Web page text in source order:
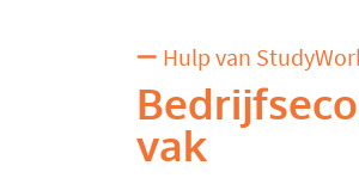
Hulp van
vak